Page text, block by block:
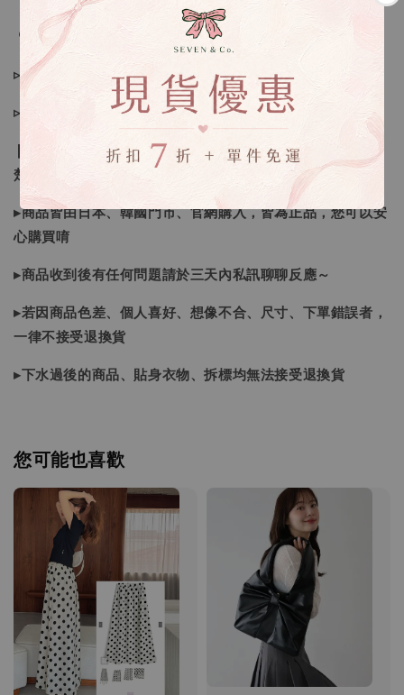
🔍IG搜尋：Sevenjewelry.co
▹現貨商品１～３日內寄出
▹預購商品７～２１日（不含假日）寄出，如遇缺貨請見諒！
❙ 本賣場不接受下標後要求取消訂單（下標前請三思與看清
楚）❙
▸商品皆由日本、韓國門市、官網購入，皆為正品，您可以安
心購買唷
▸商品收到後有任何問題請於三天內私訊聊聊反應～
▸若因商品色差、個人喜好、想像不合、尺寸、下單錯誤者，
一律不接受退換貨
▸下水過後的商品、貼身衣物、拆標均無法接受退換貨
您可能也喜歡